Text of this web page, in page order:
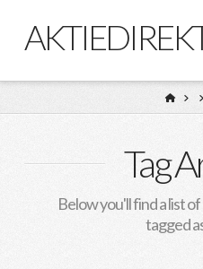
HOME
Tag
Below you'll find a list
tagged